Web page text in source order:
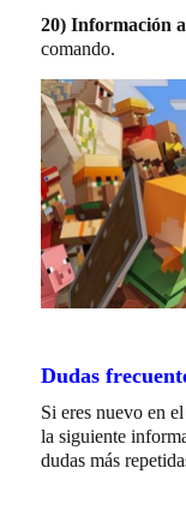
20) Información
comando.
Dudas
Si eres nuevo en
la siguiente
dudas más